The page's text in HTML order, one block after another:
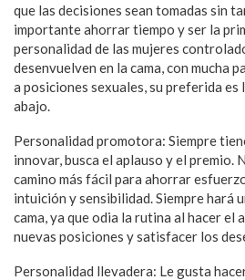
que las decisiones sean tomadas sin
importante ahorrar tiempo y ser la
personalidad de las mujeres
desenvuelven en la cama, con mucha
a posiciones sexuales, su preferida es
abajo.
Personalidad promotora: Siempre
innovar, busca el aplauso y el premio.
camino más fácil para ahorrar
intuición y sensibilidad. Siempre hará
cama, ya que odia la rutina al hacer el
nuevas posiciones y satisfacer los
Personalidad llevadera: Le gusta